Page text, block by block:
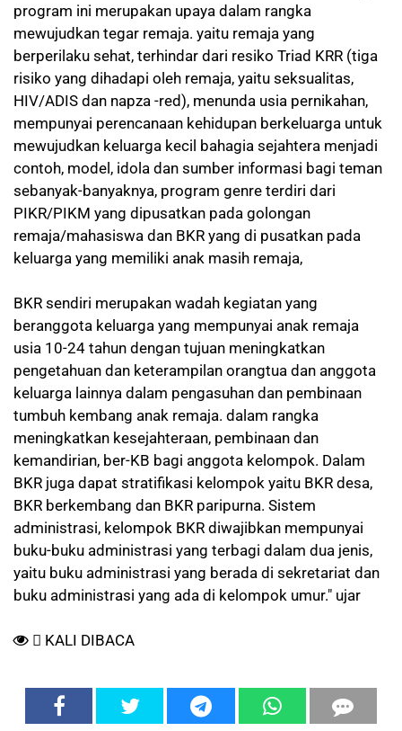
program ini merupakan upaya dalam rangka
mewujudkan tegar remaja. yaitu remaja yang
berperilaku sehat, terhindar dari resiko Triad KRR (tiga
risiko yang dihadapi oleh remaja, yaitu seksualitas,
HIV/ADIS dan napza -red), menunda usia pernikahan,
mempunyai perencanaan kehidupan berkeluarga untuk
mewujudkan keluarga kecil bahagia sejahtera menjadi
contoh, model, idola dan sumber informasi bagi teman
sebanyak-banyaknya, program genre terdiri dari
PIKR/PIKM yang dipusatkan pada golongan
remaja/mahasiswa dan BKR yang di pusatkan pada
keluarga yang memiliki anak masih remaja,
BKR sendiri merupakan wadah kegiatan yang
beranggota keluarga yang mempunyai anak remaja
usia 10-24 tahun dengan tujuan meningkatkan
pengetahuan dan keterampilan orangtua dan anggota
keluarga lainnya dalam pengasuhan dan pembinaan
tumbuh kembang anak remaja. dalam rangka
meningkatkan kesejahteraan, pembinaan dan
kemandirian, ber-KB bagi anggota kelompok. Dalam
BKR juga dapat stratifikasi kelompok yaitu BKR desa,
BKR berkembang dan BKR paripurna. Sistem
administrasi, kelompok BKR diwajibkan mempunyai
buku-buku administrasi yang terbagi dalam dua jenis,
yaitu buku administrasi yang berada di sekretariat dan
buku administrasi yang ada di kelompok umur." ujar
KALI DIBACA